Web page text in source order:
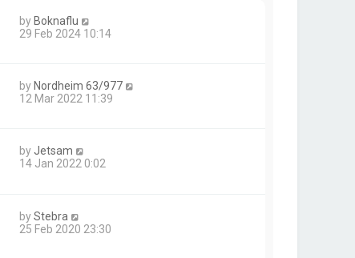
by Boknaflu
29 Feb 2024 10:14
by Nordheim 63/977
12 Mar 2022 11:39
by Jetsam
14 Jan 2022 0:02
byStebra
25 Feb 2020 23:30